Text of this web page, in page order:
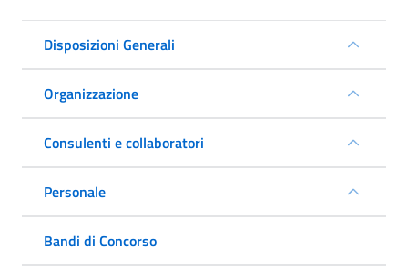
Disposizioni Generali
Organizzazione
Consulenti e collaboratori
Personale
Bandi di Concorso